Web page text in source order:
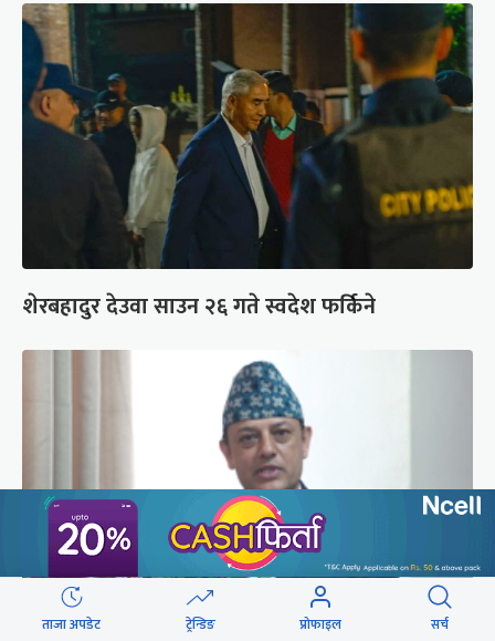
शेरबहादुर देउवा साउन २६ गते स्वदेश फर्किने
ताजा अपडेट ट्रेन्डिङ प्रोफाइल सर्च